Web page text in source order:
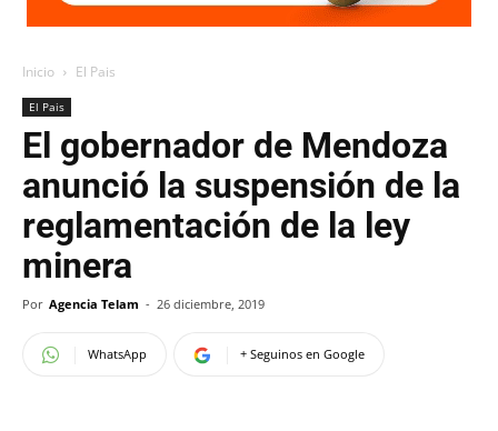
Inicio El Pais
El Pais
El gobernador de Mendoza
anunció la suspensión de la
reglamentación de la ley
minera
Por Agencia Telam - 26 diciembre, 2019
WhatsApp + Seguinos en Google